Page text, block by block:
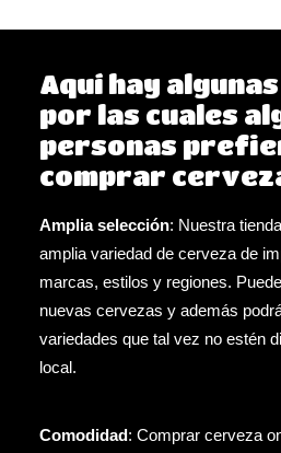
Aquí hay
por las cuales
personas
comprar
Amplia selección: Nuestra
amplia variedad de cerveza de
marcas, estilos y regiones.
nuevas cervezas y además
variedades que tal vez no estén
local.
Comodidad: Comprar cerveza